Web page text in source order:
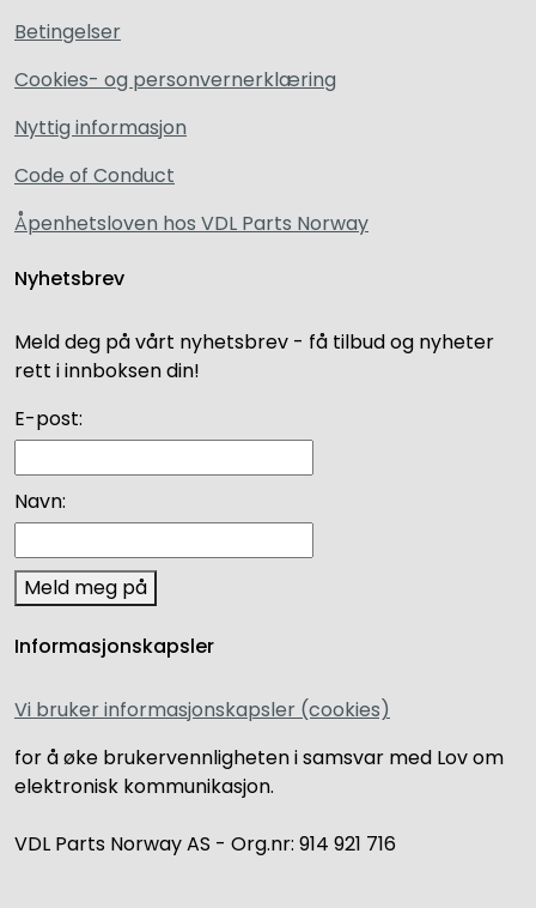
Betingelser
Cookies- og personvernerklæring
Nyttig informasjon
Code of Conduct
Åpenhetsloven hos VDL Parts Norway
Nyhetsbrev
Meld deg på vårt nyhetsbrev - få tilbud og nyheter
rett i innboksen din!
E-post:
Navn:
Meld meg på
Informasjonskapsler
Vi bruker informasjonskapsler (cookies)
for å øke brukervennligheten i samsvar med Lov om
elektronisk kommunikasjon.
VDL Parts Norway AS - Org.nr: 914 921 716